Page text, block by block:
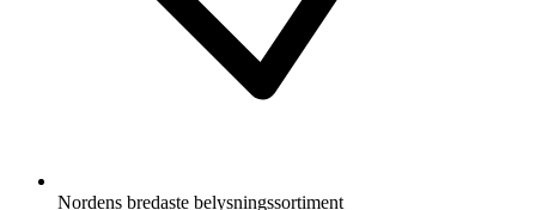
Nordens bredaste belysningssortiment